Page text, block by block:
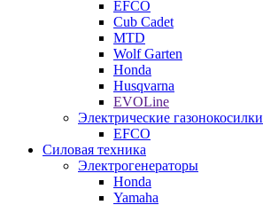
EFCO
Cub Cadet
MTD
Wolf Garten
Honda
Husqvarna
EVOLine
Электрические газонокосилки
EFCO
Силовая техника
Электрогенераторы
Honda
Yamaha